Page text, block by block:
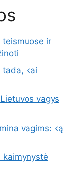
teismuose ir
tada, kai
vagys
vagims: ką
kaimynystė